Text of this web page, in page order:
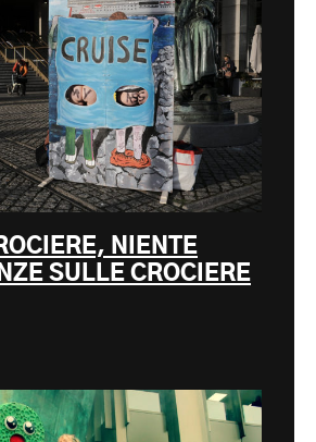
NIENTE
SULLE CROCIERE